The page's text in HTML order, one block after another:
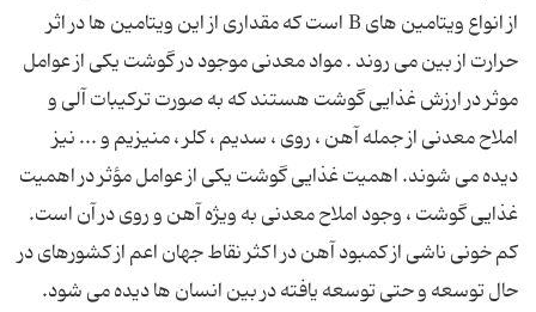
از انواع ویتامین های B است که مقداری از این ویتامین ها در اثر
حرارت از بین می روند . مواد معدنی موجود در گوشت یکی از عوامل
موثر در ارزش غذایی گوشت هستند که به صورت ترکیبات آلی و
املاح معدنی از جمله آهن ، روی ، سدیم ، کلر ، منیزیم و ... نیز
دیده می شوند. اهمیت غذایی گوشت یکی از عوامل مؤثر در اهمیت
غذایی گوشت ، وجود املاح معدنی به ویژه آهن و روی در آن است.
کم خونی ناشی از کمبود آهن در اکثر نقاط جهان اعم از کشورهای در
حال توسعه و حتی توسعه یافته در بین انسان ها دیده می شود.